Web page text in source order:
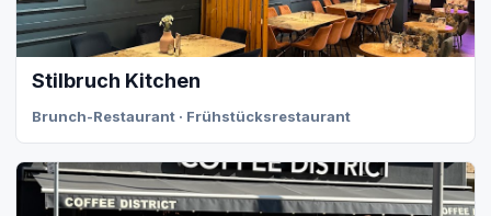
Stilbruch Kitchen
Brunch-Restaurant · Frühstücksrestaurant